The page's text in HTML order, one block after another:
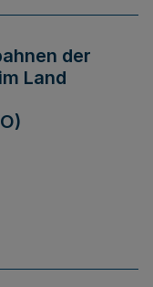
der
Land